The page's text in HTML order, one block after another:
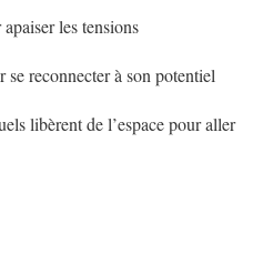
les tensions
reconnecter à son potentiel
libèrent de l’espace pour aller